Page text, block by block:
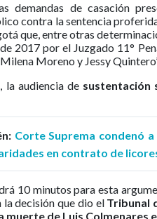
demandas de casación
contra la sentencia
que, entre otras
2017 por el Juzgado 11°
Moreno y Jessy
la audiencia de sustentación
Corte Suprema condenó
en contrato de
10 minutos para esta
la decisión que dio el Tribunal
muerte de Luis Colmenares